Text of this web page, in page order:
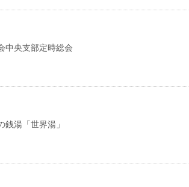
中央支部定時総会
銭湯「世界湯」